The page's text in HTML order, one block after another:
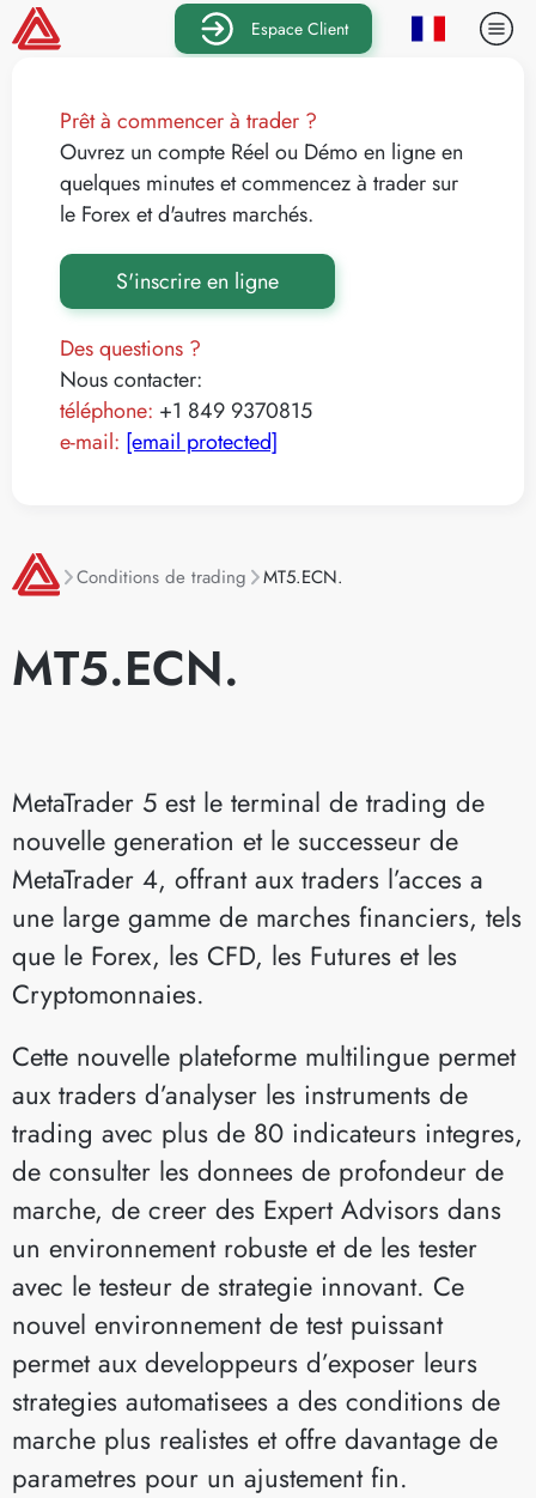
Espace Client
Prêt à commencer à trader ?
Ouvrez un compte Réel ou Démo en ligne en
quelques minutes et commencez à trader sur
le Forex et d'autres marchés.
S'inscrire en ligne
Des questions ?
Nous contacter:
téléphone: +1 849 9370815
e-mail: [email protected]
Conditions de trading MT5.ECN.
MT5.ECN.
MetaTrader 5 est le terminal de trading de
nouvelle generation et le successeur de
MetaTrader 4, offrant aux traders l’acces a
une large gamme de marches financiers, tels
que le Forex, les CFD, les Futures et les
Cryptomonnaies.
Cette nouvelle plateforme multilingue permet
aux traders d’analyser les instruments de
trading avec plus de 80 indicateurs integres,
de consulter les donnees de profondeur de
marche, de creer des Expert Advisors dans
un environnement robuste et de les tester
avec le testeur de strategie innovant. Ce
nouvel environnement de test puissant
permet aux developpeurs d’exposer leurs
strategies automatisees a des conditions de
marche plus realistes et offre davantage de
parametres pour un ajustement fin.